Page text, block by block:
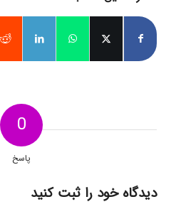
0
پاسخ
دیدگاه خود را ثبت کنید